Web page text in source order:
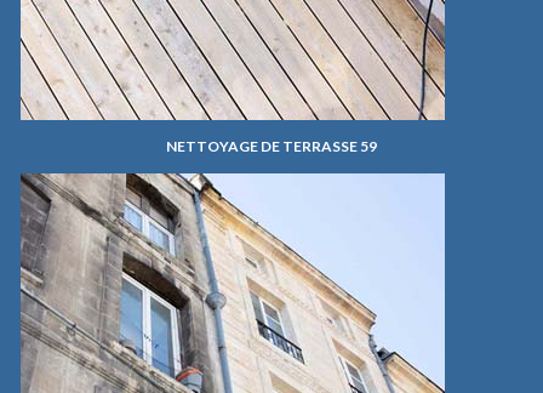
NETTOYAGE DE TERRASSE 59